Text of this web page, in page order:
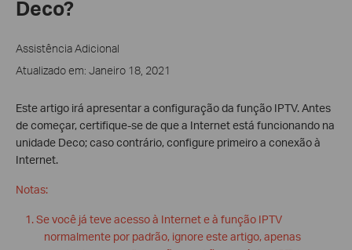
Deco?
Assistência Adicional
Atualizado em: Janeiro 18, 2021
Este artigo irá apresentar a configuração da função IPTV. Antes
de começar, certifique-se de que a Internet está funcionando na
unidade Deco; caso contrário, configure primeiro a conexão à
Internet.
Notas:
1. Se você já teve acesso à Internet e à função IPTV
normalmente por padrão, ignore este artigo, apenas